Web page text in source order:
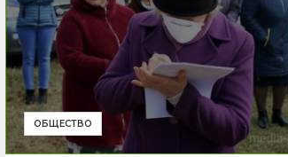
ОБЩЕСТВО